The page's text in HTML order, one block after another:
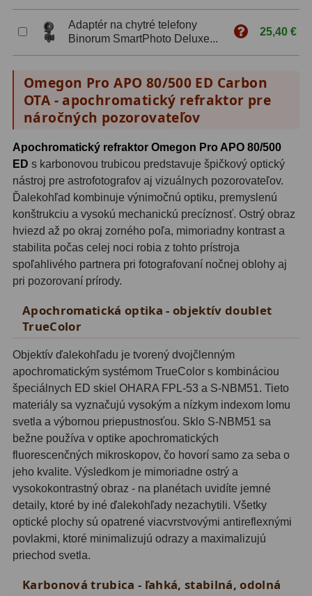
Širokopásmové2
Hβ4
2
Farebné66
Astro príslušenstvo175
Redukcia 1,25" a 2"17
Okulárové výťahy a ostrenie1
Binohlavy
Kolimátory22
Svietidlá5
Čistiace prostriedky28
Púzdra a kufre64
Iné 10
Montáže 93
Azimutálne AZ
Equatoriálne EQ
Fotografické montáže5
Adaptér na chytré telefony
Binorum SmartPhoto Deluxe...
25,40 €
Omegon Pro APO 80/500 ED Carbon
OTA - apochromatický refraktor pre
náročných pozorovateľov
Apochromatický refraktor Omegon Pro APO 80/500
ED s karbonovou trubicou predstavuje špičkový optický
nástroj pre astrofotografov aj vizuálnych pozorovateľov.
Ďalekohľad kombinuje výnimočnú optiku, premyslenú
konštrukciu a vysokú mechanickú precíznosť. Ostrý obraz
hviezd až po okraj zorného poľa, mimoriadny kontrast a
stabilita počas celej noci robia z tohto prístroja
spoľahlivého partnera pri fotografovaní nočnej oblohy aj
pri pozorovaní prírody.
Apochromatická optika - objektív doublet
TrueColor
Objektív ďalekohľadu je tvorený dvojčlenným
apochromatickým systémom TrueColor s kombináciou
špeciálnych ED skiel OHARA FPL-53 a S-NBM51. Tieto
materiály sa vyznačujú vysokým a nízkym indexom lomu
svetla a výbornou priepustnosťou. Sklo S-NBM51 sa
bežne používa v optike apochromatických
fluorescenčných mikroskopov, čo hovorí samo za seba o
jeho kvalite. Výsledkom je mimoriadne ostrý a
vysokokontrastný obraz - na planétach uvidíte jemné
detaily, ktoré by iné ďalekohľady nezachytili. Všetky
optické plochy sú opatrené viacvrstvovými antireflexnými
povlakmi, ktoré minimalizujú odrazy a maximalizujú
priechod svetla.
Karbonová trubica - ľahká, stabilná, odolná